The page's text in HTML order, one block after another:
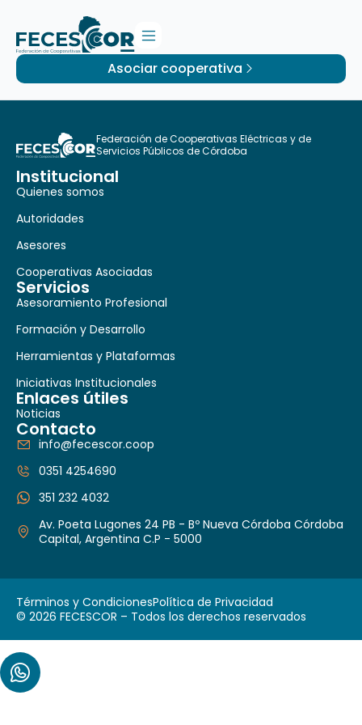
Asociar cooperativa
Federación de Cooperativas Eléctricas y de
Servicios Públicos de Córdoba
Institucional
Quienes somos
Autoridades
Asesores
Cooperativas Asociadas
Servicios
Asesoramiento Profesional
Formación y Desarrollo
Herramientas y Plataformas
Iniciativas Institucionales
Enlaces útiles
Noticias
Contacto
info@fecescor.coop
0351 4254690
351 232 4032
Av. Poeta Lugones 24 PB - Bº Nueva Córdoba Córdoba
Capital, Argentina C.P - 5000
© 2026 FECESCOR – Todos los derechos reservados
Términos y CondicionesPolítica de Privacidad